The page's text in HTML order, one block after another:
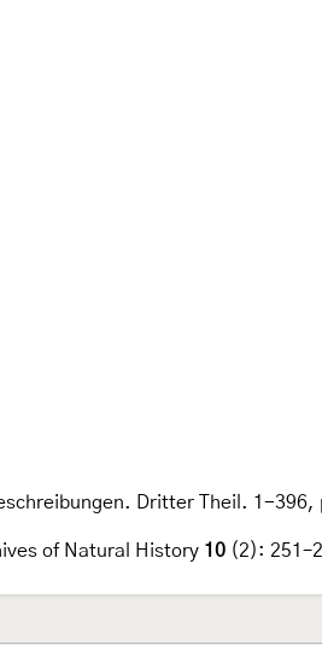
Dritter Theil. 1-396,
of Natural History 10 (2):